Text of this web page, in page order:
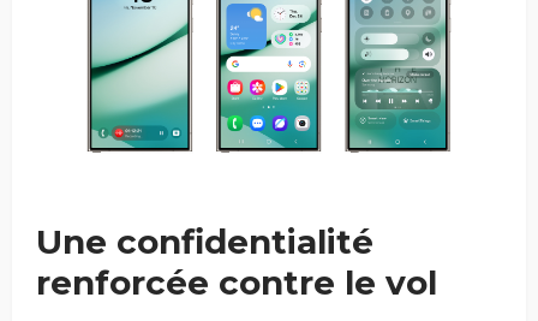
Une confidentialité
renforcée contre le vol